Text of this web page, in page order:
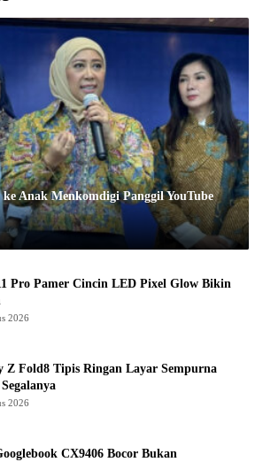
ke Anak Menkomdigi Panggil YouTube
Pro Pamer Cincin LED Pixel Glow Bikin
2026
Z Fold8 Tipis Ringan Layar Sempurna
2026
CX9406 Bocor Bukan